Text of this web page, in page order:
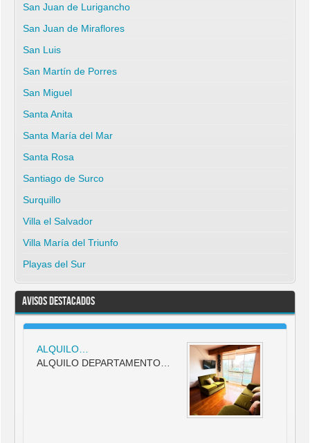
San Juan de Lurigancho
San Juan de Miraflores
San Luis
San Martín de Porres
San Miguel
Santa Anita
Santa María del Mar
Santa Rosa
Santiago de Surco
Surquillo
Villa el Salvador
Villa María del Triunfo
Playas del Sur
Avisos Destacados
ALQUILO…
ALQUILO DEPARTAMENTO…